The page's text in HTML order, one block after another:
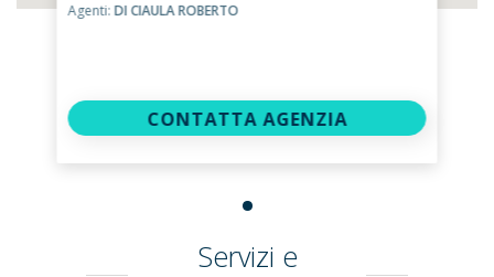
Agenti:DI CIAULA ROBERTO
CONTATTA AGENZIA
Servizi e